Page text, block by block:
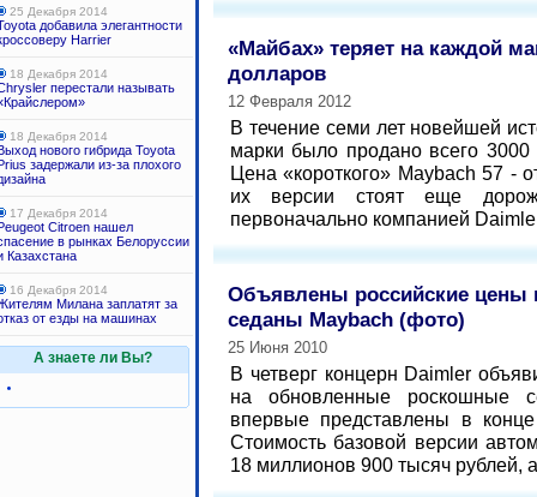
25 Декабря 2014
добавила элегантности
Harrier
18 Декабря 2014
перестали называть
18 Декабря 2014
нового гибрида Toyota
задержали из-за плохого
17 Декабря 2014
Citroen нашел
в рынках Белоруссии
Казахстана
16 Декабря 2014
Милана заплатят за
от езды на машинах
А знаете ли Вы?
«Майбах» теряет на каждой
долларов
12 Февраля 2012
В течение семи лет новейшей
марки было продано всего 3000
Цена «короткого» Maybach 57 -
их версии стоят еще
первоначально компанией
Объявлены российские цены
седаны Maybach (фото)
25 Июня 2010
В четверг концерн Daimler
на обновленные роскошные
впервые представлены в
Стоимость базовой версии
18 миллионов 900 тысяч рублей,